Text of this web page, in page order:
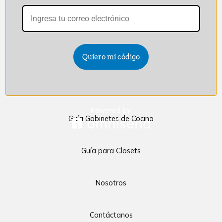
Guía Gabinetes de Cocina
Guía para Closets
Nosotros
Contáctanos
Quiero mi código